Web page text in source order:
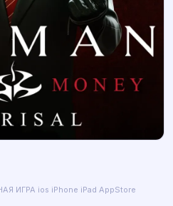
ИГРА ios iPhone iPad AppStore